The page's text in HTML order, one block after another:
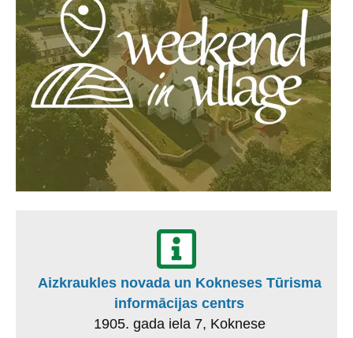
Aizkraukles novada un Kokneses Tūrisma
informācijas centrs
1905. gada iela 7, Koknese